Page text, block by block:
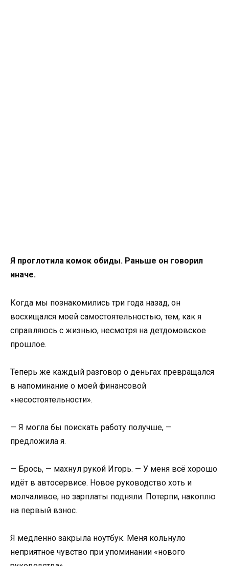
Я проглотила комок обиды. Раньше он говорил
иначе.
Когда мы познакомились три года назад, он
восхищался моей самостоятельностью, тем, как я
справляюсь с жизнью, несмотря на детдомовское
прошлое.
Теперь же каждый разговор о деньгах превращался
в напоминание о моей финансовой
«несостоятельности».
— Я могла бы поискать работу получше, —
предложила я.
— Брось, — махнул рукой Игорь. — У меня всё хорошо
идёт в автосервисе. Новое руководство хоть и
молчаливое, но зарплаты подняли. Потерпи, накоплю
на первый взнос.
Я медленно закрыла ноутбук. Меня кольнуло
неприятное чувство при упоминании «нового